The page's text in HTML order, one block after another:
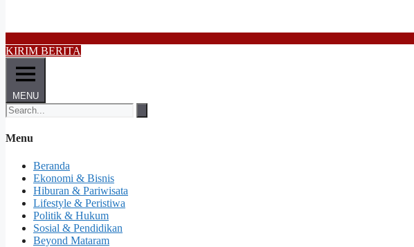
KIRIM BERITA
MENU
Menu
Beranda
Ekonomi & Bisnis
Hiburan & Pariwisata
Lifestyle & Peristiwa
Politik & Hukum
Sosial & Pendidikan
Beyond Mataram